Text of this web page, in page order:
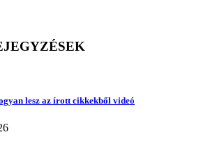
lesz az írott cikkekből videó